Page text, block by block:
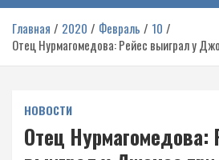
Главная 2020 Февраль
10
Отец Нурмагомедова: Рейес выиграл у
НОВОСТИ
Отец Нурмагомедова: